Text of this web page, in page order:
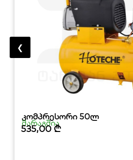
კომპრესორი 50ლ
მარაგშია
535,00₾
❮